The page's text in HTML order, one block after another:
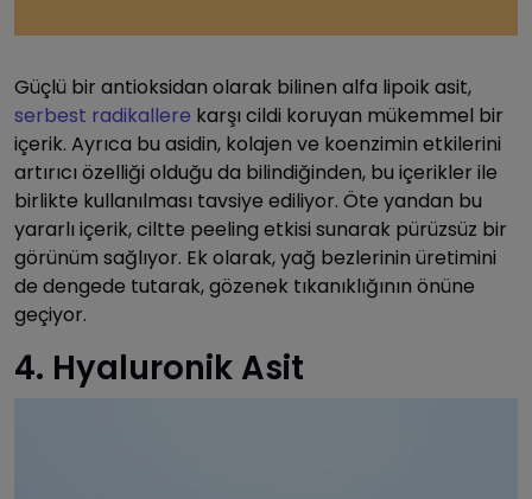
Güçlü bir antioksidan olarak bilinen alfa lipoik asit,
serbest radikallere karşı cildi koruyan mükemmel bir
içerik. Ayrıca bu asidin, kolajen ve koenzimin etkilerini
artırıcı özelliği olduğu da bilindiğinden, bu içerikler ile
birlikte kullanılması tavsiye ediliyor. Öte yandan bu
yararlı içerik, ciltte peeling etkisi sunarak pürüzsüz bir
görünüm sağlıyor. Ek olarak, yağ bezlerinin üretimini
de dengede tutarak, gözenek tıkanıklığının önüne
geçiyor.
4. Hyaluronik Asit